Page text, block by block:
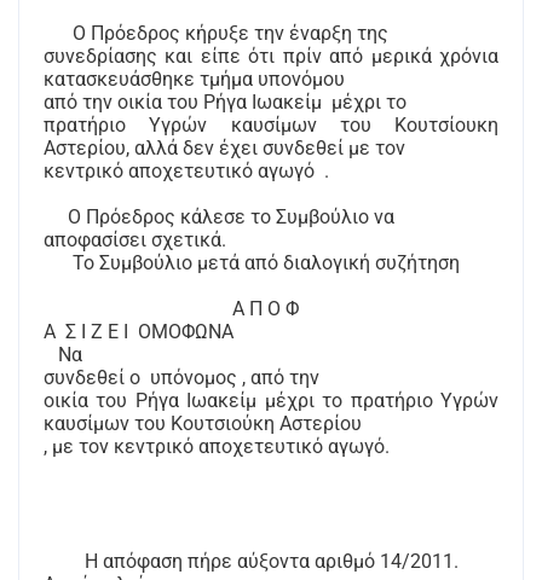
Ο Πρόεδρος κήρυξε την έναρξη της
συνεδρίασης και είπε ότι πρίν από μερικά χρόνια
κατασκευάσθηκε τμήμα υπονόμου
από την οικία του Ρήγα Ιωακείμ μέχρι το
πρατήριο Υγρών καυσίμων του Κουτσίουκη
Αστερίου, αλλά δεν έχει συνδεθεί με τον
κεντρικό αποχετευτικό αγωγό .
Ο Πρόεδρος κάλεσε το Συμβούλιο να
αποφασίσει σχετικά.
Το Συμβούλιο μετά από διαλογική συζήτηση
Α Π Ο Φ
Α Σ Ι Ζ Ε Ι ΟΜΟΦΩΝΑ
Να
συνδεθεί ο υπόνομος , από την
οικία του Ρήγα Ιωακείμ μέχρι το πρατήριο Υγρών
καυσίμων του Κουτσιούκη Αστερίου
, με τον κεντρικό αποχετευτικό αγωγό.
Η απόφαση πήρε αύξοντα αριθμό 14/2011.